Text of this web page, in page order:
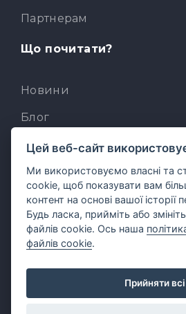
Партнерам
Що почитати?
Новини
Блог
База знань
Для розробників
Вбудований AI-асистент
MCP для AI-клієнтів
Цей веб-сайт
Ми використовуємо власні та
cookie, щоб показувати вам
контент на основі вашої історії
Будь ласка, прийміть або
файлів cookie. Ось наша
файлів cookie.
Прийняти всі